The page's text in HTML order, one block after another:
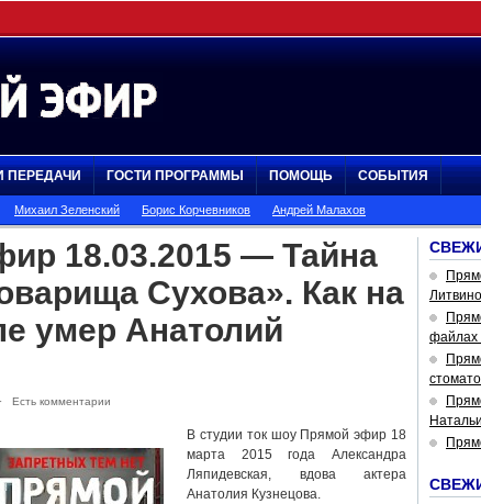
ПЕРЕДАЧИ ГОСТИ ПРОГРАММЫ ПОМОЩЬ СОБЫТИЯ
Михаил Зеленский Борис Корчевников Андрей Малахов
18.03.2015 — Тайна
Сухова». Как на
умер Анатолий
Есть комментарии
В студии ток шоу Прямой эфир 18
марта 2015 года Александра
Ляпидевская, вдова актера
Анатолия Кузнецова.